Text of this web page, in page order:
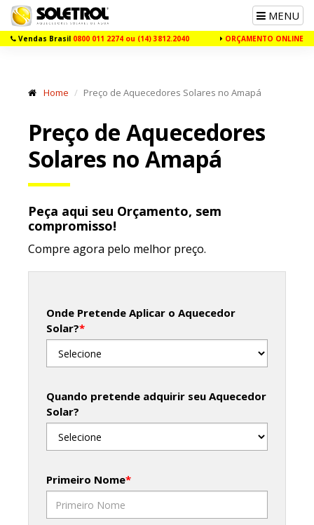
Toggle
navigation
MENU
Vendas Brasil 0800 011 2274 ou (14) 3812.2040 ORÇAMENTO ONLINE
Home Preço de Aquecedores Solares no Amapá
Preço de Aquecedores
Solares no Amapá
Peça aqui seu Orçamento, sem
compromisso!
Compre agora pelo melhor preço.
Onde Pretende Aplicar o Aquecedor
Solar?*
Quando pretende adquirir seu Aquecedor
Solar?
Primeiro Nome*